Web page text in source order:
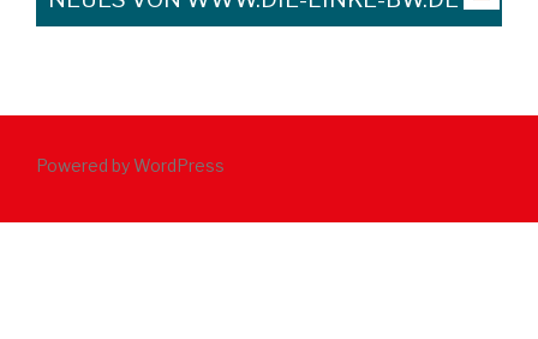
Powered by WordPress